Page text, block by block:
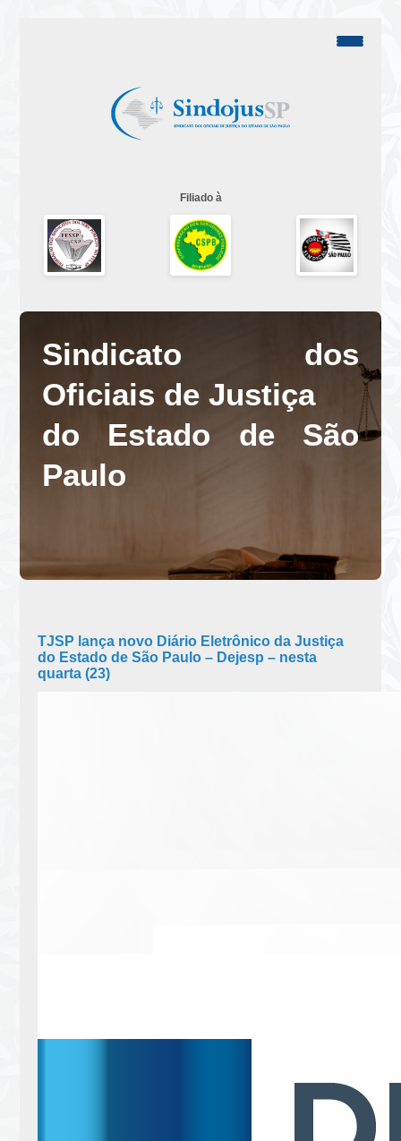
Filiado à
Sindicato dos
Oficiais de Justiça
do Estado de São
Paulo
TJSP lança novo Diário Eletrônico da Justiça
do Estado de São Paulo – Dejesp – nesta
quarta (23)